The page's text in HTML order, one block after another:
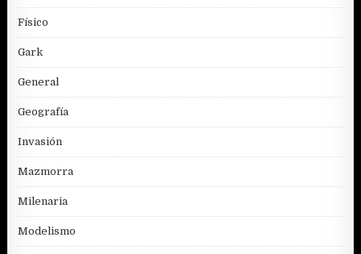
Físico
Gark
General
Geografía
Invasión
Mazmorra
Milenaria
Modelismo